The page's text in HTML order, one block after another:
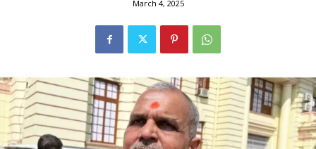
March 4, 2025